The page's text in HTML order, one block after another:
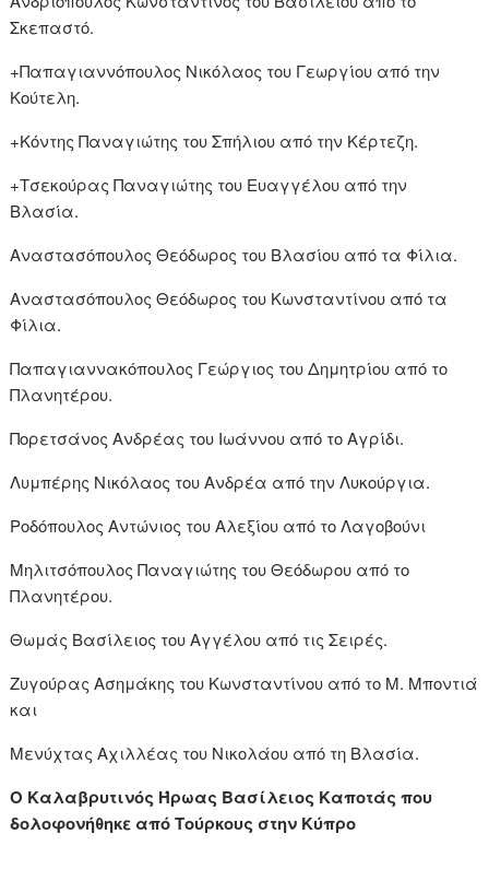
Σκεπαστό.
+Παπαγιαννόπουλος Νικόλαος του Γεωργίου από την
Κούτελη.
+Κόντης Παναγιώτης του Σπήλιου από την Κέρτεζη.
+Τσεκούρας Παναγιώτης του Ευαγγέλου από την
Βλασία.
Αναστασόπουλος Θεόδωρος του Βλασίου από τα Φίλια.
Αναστασόπουλος Θεόδωρος του Κωνσταντίνου από τα
Φίλια.
Παπαγιαννακόπουλος Γεώργιος του Δημητρίου από το
Πλανητέρου.
Πορετσάνος Ανδρέας του Ιωάννου από το Αγρίδι.
Λυμπέρης Νικόλαος του Ανδρέα από την Λυκούργια.
Ροδόπουλος Αντώνιος του Αλεξίου από το Λαγοβούνι
Μηλιτσόπουλος Παναγιώτης του Θεόδωρου από το
Πλανητέρου.
Θωμάς Βασίλειος του Αγγέλου από τις Σειρές.
Ζυγούρας Ασημάκης του Κωνσταντίνου από το Μ. Μποντιά
και
Μενύχτας Αχιλλέας του Νικολάου από τη Βλασία.
Ο Καλαβρυτινός Ήρωας Βασίλειος Καποτάς που
δολοφονήθηκε από Τούρκους στην Κύπρο